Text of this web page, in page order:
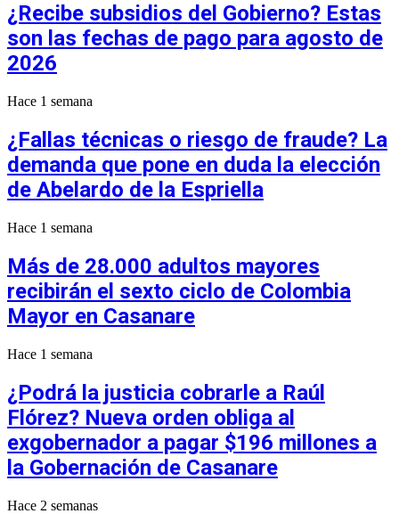
¿Recibe subsidios del Gobierno? Estas
son las fechas de pago para agosto de
2026
Hace 1 semana
¿Fallas técnicas o riesgo de fraude? La
demanda que pone en duda la elección
de Abelardo de la Espriella
Hace 1 semana
Más de 28.000 adultos mayores
recibirán el sexto ciclo de Colombia
Mayor en Casanare
Hace 1 semana
¿Podrá la justicia cobrarle a Raúl
Flórez? Nueva orden obliga al
exgobernador a pagar $196 millones a
la Gobernación de Casanare
Hace 2 semanas